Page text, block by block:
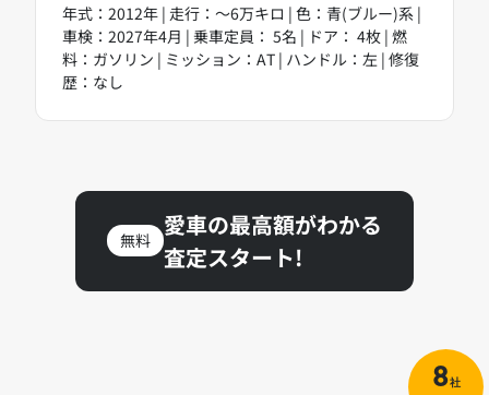
年式：2012年 | 走行：～6万キロ | 色：青(ブルー)系 |
車検：2027年4月 | 乗車定員： 5名 | ドア： 4枚 | 燃
料：ガソリン | ミッション：AT | ハンドル：左 | 修復
歴：なし
無料
愛車の最高額がわかる
査定スタート!
8社